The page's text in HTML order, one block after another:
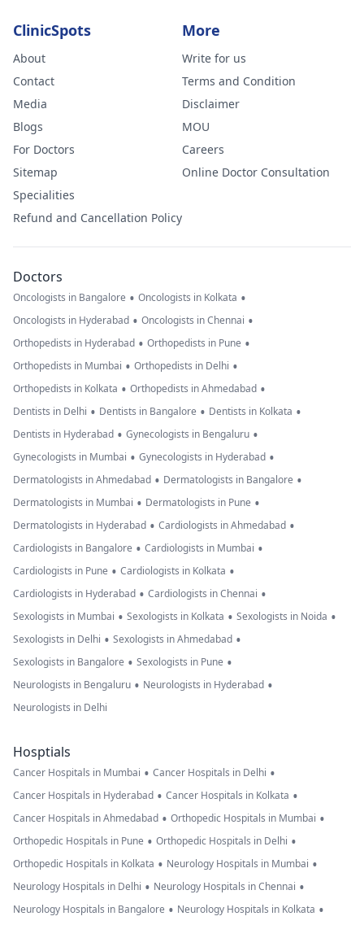
ClinicSpots
About
Contact
Media
Blogs
For Doctors
Sitemap
Specialities
Refund and Cancellation Policy
More
Write for us
Terms and Condition
Disclaimer
MOU
Careers
Online Doctor Consultation
Doctors
Oncologists in Bangalore • Oncologists in Kolkata •
Oncologists in Hyderabad • Oncologists in Chennai •
Orthopedists in Hyderabad • Orthopedists in Pune •
Orthopedists in Mumbai • Orthopedists in Delhi •
Orthopedists in Kolkata • Orthopedists in Ahmedabad •
Dentists in Delhi • Dentists in Bangalore • Dentists in Kolkata •
Dentists in Hyderabad • Gynecologists in Bengaluru •
Gynecologists in Mumbai • Gynecologists in Hyderabad •
Dermatologists in Ahmedabad • Dermatologists in Bangalore •
Dermatologists in Mumbai • Dermatologists in Pune •
Dermatologists in Hyderabad • Cardiologists in Ahmedabad •
Cardiologists in Bangalore • Cardiologists in Mumbai •
Cardiologists in Pune • Cardiologists in Kolkata •
Cardiologists in Hyderabad • Cardiologists in Chennai •
Sexologists in Mumbai • Sexologists in Kolkata • Sexologists in Noida •
Sexologists in Delhi • Sexologists in Ahmedabad •
Sexologists in Bangalore • Sexologists in Pune •
Neurologists in Bengaluru • Neurologists in Hyderabad •
Neurologists in Delhi
Hosptials
Cancer Hospitals in Mumbai • Cancer Hospitals in Delhi •
Cancer Hospitals in Hyderabad • Cancer Hospitals in Kolkata •
Cancer Hospitals in Ahmedabad • Orthopedic Hospitals in Mumbai •
Orthopedic Hospitals in Pune • Orthopedic Hospitals in Delhi •
Orthopedic Hospitals in Kolkata • Neurology Hospitals in Mumbai •
Neurology Hospitals in Delhi • Neurology Hospitals in Chennai •
Neurology Hospitals in Bangalore • Neurology Hospitals in Kolkata •